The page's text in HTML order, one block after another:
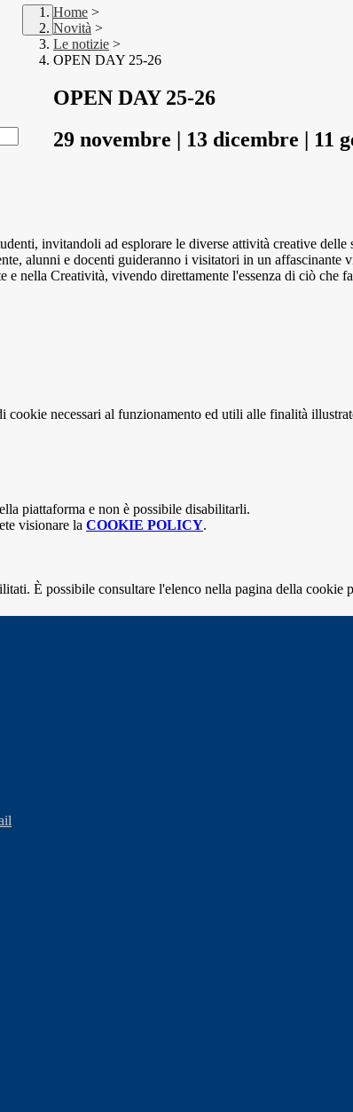
Home >
Novità >
Le notizie >
OPEN DAY 25-26
OPEN DAY 25-26
29 novembre | 13 dicembre | 11
invitandoli ad esplorare le diverse attività creative
alunni e docenti guideranno i visitatori in un affascinante
nella Creatività, vivendo direttamente l'essenza di ciò che
necessari al funzionamento ed utili alle finalità
piattaforma e non è possibile disabilitarli.
visionare la COOKIE POLICY.
È possibile consultare l'elenco nella pagina della cookie